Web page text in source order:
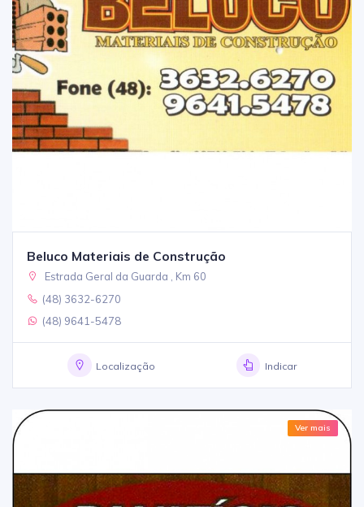
Beluco Materiais de Construção
Estrada Geral da Guarda , Km 60
(48) 3632-6270
(48) 9641-5478
Localização Indicar
Ver mais